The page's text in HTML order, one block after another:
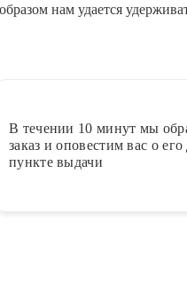
нам удается
В течении 10 минут мы
заказ и оповестим вас о
пункте выдачи